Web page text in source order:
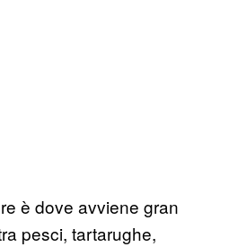
è dove avviene gran
pesci, tartarughe,